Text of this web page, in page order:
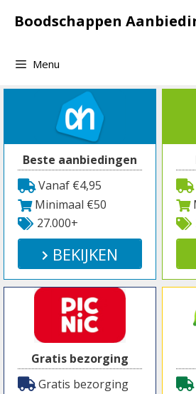
naarBoodschappen
Menu
Beste aanbiedingen
Vanaf €4,95
Minimaal €50
27.000+
BEKIJKEN
Gratis bezorging
Gratis bezorging